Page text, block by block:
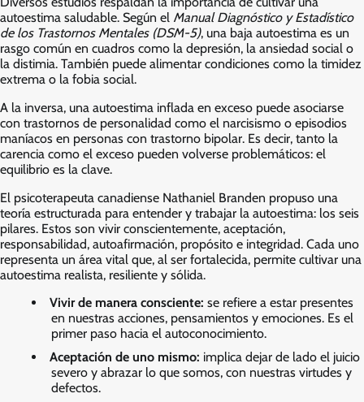
autoestima saludable. Según el Manual Diagnóstico y Estadístico
de los Trastornos Mentales (DSM-5), una baja autoestima es un
rasgo común en cuadros como la depresión, la ansiedad social o
la distimia. También puede alimentar condiciones como la timidez
extrema o la fobia social.
A la inversa, una autoestima inflada en exceso puede asociarse
con trastornos de personalidad como el narcisismo o episodios
maníacos en personas con trastorno bipolar. Es decir, tanto la
carencia como el exceso pueden volverse problemáticos: el
equilibrio es la clave.
El psicoterapeuta canadiense Nathaniel Branden propuso una
teoría estructurada para entender y trabajar la autoestima: los seis
pilares. Estos son vivir conscientemente, aceptación,
responsabilidad, autoafirmación, propósito e integridad. Cada uno
representa un área vital que, al ser fortalecida, permite cultivar una
autoestima realista, resiliente y sólida.
Vivir de manera consciente: se refiere a estar presentes
en nuestras acciones, pensamientos y emociones. Es el
primer paso hacia el autoconocimiento.
Aceptación de uno mismo: implica dejar de lado el juicio
severo y abrazar lo que somos, con nuestras virtudes y
defectos.